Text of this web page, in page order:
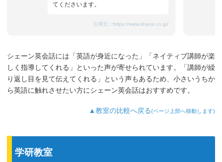
てくださいます。
引用元： https://www.shane.co.jp/
シェーン英会話には「英語が身近になった」「ネイティブ講師が楽
しく指導してくれる」といった声が寄せられています。「講師が繰
り返し目を見て伝えてくれる」という声もあるため、小さいうちか
ら英語に触れさせたい方にシェーン英会話はおすすめです。
▲教室の比較へ戻る(ページ上部へ移動します)
学研教室